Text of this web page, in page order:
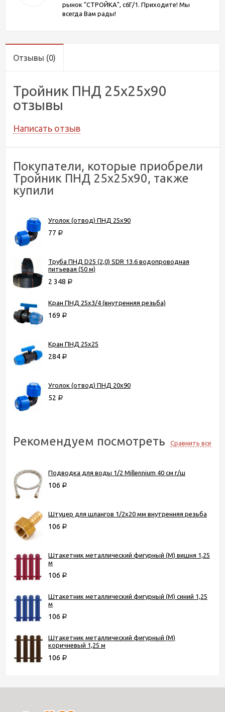
рынок "СТРОЙКА", с6Г/1. Приходите! Мы
всегда Вам рады!
Отзывы (0)
Тройник ПНД 25х25х90
отзывы
Написать отзыв
Покупатели, которые приобрели
Тройник ПНД 25х25х90, также
купили
Уголок (отвод) ПНД 25х90
77 Р
Труба ПНД D25 (2,0) SDR 13.6 водопроводная
питьевая (50 м)
2 348 Р
Кран ПНД 25х3/4 (внутренняя резьба)
169 Р
Кран ПНД 25х25
284 Р
Уголок (отвод) ПНД 20х90
52 Р
Рекомендуем посмотреть Сравнить все
Подводка для воды 1/2 Millennium 40 см г/ш
106 Р
Штуцер для шлангов 1/2х20 мм внутренняя резьба
106 Р
Штакетник металлический фигурный (М) вишня 1,25
м
106 Р
Штакетник металлический фигурный (М) синий 1,25
м
106 Р
Штакетник металлический фигурный (М)
коричневый 1,25 м
106 Р